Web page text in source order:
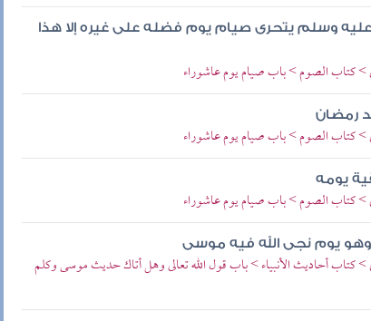
عليه وسلم يتحرى صيام يوم فضله على غيره إلا هذا
كتاب الصوم > باب صيام يوم عاشوراء
رمضان
كتاب الصوم > باب صيام يوم عاشوراء
يومه
كتاب الصوم > باب صيام يوم عاشوراء
يوم نجى الله فيه موسى
أحاديث الأنبياء > باب قول الله تعالى وهل أتاك حديث موسى وكلم